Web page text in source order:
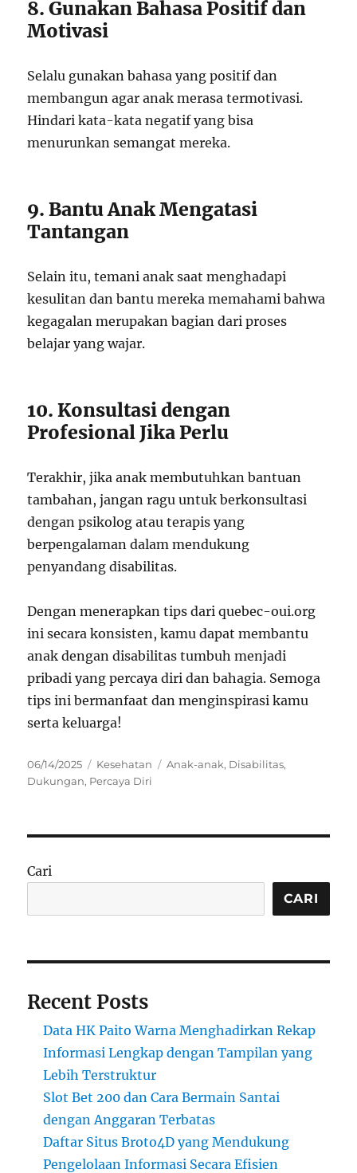
8. Gunakan Bahasa Positif dan
Motivasi
Selalu gunakan bahasa yang positif dan
membangun agar anak merasa termotivasi.
Hindari kata-kata negatif yang bisa
menurunkan semangat mereka.
9. Bantu Anak Mengatasi
Tantangan
Selain itu, temani anak saat menghadapi
kesulitan dan bantu mereka memahami bahwa
kegagalan merupakan bagian dari proses
belajar yang wajar.
10. Konsultasi dengan
Profesional Jika Perlu
Terakhir, jika anak membutuhkan bantuan
tambahan, jangan ragu untuk berkonsultasi
dengan psikolog atau terapis yang
berpengalaman dalam mendukung
penyandang disabilitas.
Dengan menerapkan tips dari quebec-oui.org
ini secara konsisten, kamu dapat membantu
anak dengan disabilitas tumbuh menjadi
pribadi yang percaya diri dan bahagia. Semoga
tips ini bermanfaat dan menginspirasi kamu
serta keluarga!
Posted
on
06/14/2025 Categories
Kesehatan Tags
Anak-anak, Disabilitas,
Dukungan, Percaya Diri
Cari
CARI
Recent Posts
Data HK Paito Warna Menghadirkan Rekap
Informasi Lengkap dengan Tampilan yang
Lebih Terstruktur
Slot Bet 200 dan Cara Bermain Santai
dengan Anggaran Terbatas
Daftar Situs Broto4D yang Mendukung
Pengelolaan Informasi Secara Efisien